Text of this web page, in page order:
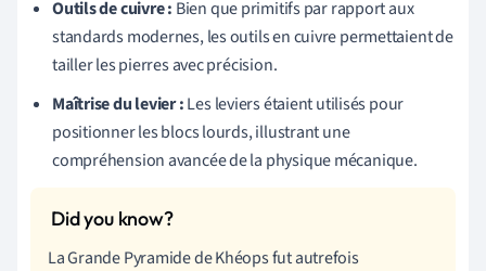
Outils de cuivre : Bien que primitifs par rapport aux
standards modernes, les outils en cuivre permettaient de
tailler les pierres avec précision.
Maîtrise du levier :Les leviers étaient utilisés pour
positionner les blocs lourds, illustrant une
compréhension avancée de la physique mécanique.
La Grande Pyramide de Khéops fut autrefois